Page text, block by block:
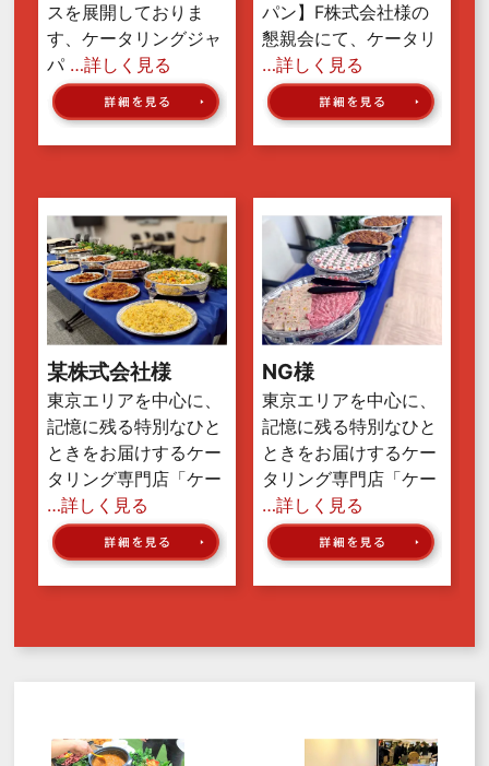
スを展開しておりま
す、ケータリングジャ
パ …詳しく見る
パン】F株式会社様の
懇親会にて、ケータリ
…詳しく見る
某株式会社様
東京エリアを中心に、
記憶に残る特別なひと
ときをお届けするケー
タリング専門店「ケー
…詳しく見る
NG様
東京エリアを中心に、
記憶に残る特別なひと
ときをお届けするケー
タリング専門店「ケー
…詳しく見る